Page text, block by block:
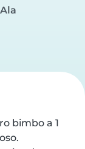
bimbo a 1